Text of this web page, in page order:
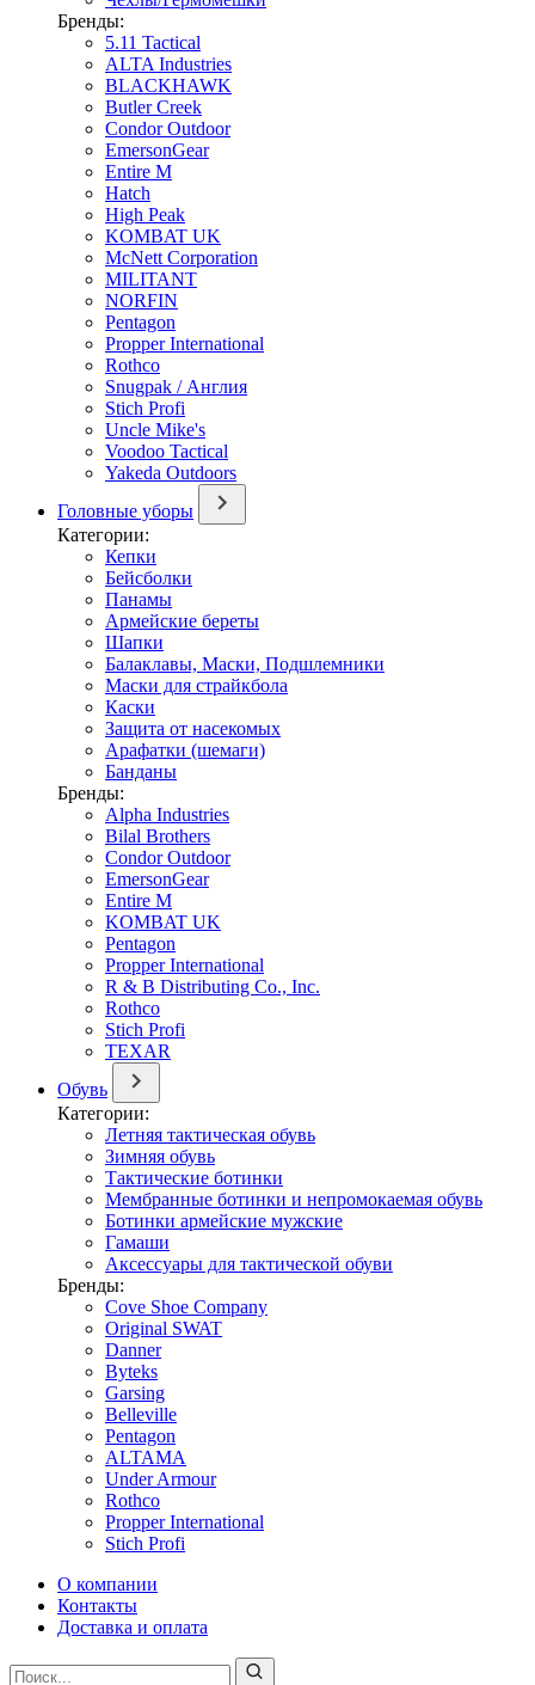
Бренды:
5.11 Tactical
ALTA Industries
BLACKHAWK
Butler Creek
Condor Outdoor
EmersonGear
Entire M
Hatch
High Peak
KOMBAT UK
McNett Corporation
MILITANT
NORFIN
Pentagon
Propper International
Rothco
Snugpak / Англия
Stich Profi
Uncle Mike's
Voodoo Tactical
Yakeda Outdoors
Головные уборы
Категории:
Кепки
Бейсболки
Панамы
Армейские береты
Шапки
Балаклавы, Маски, Подшлемники
Маски для страйкбола
Каски
Защита от насекомых
Арафатки (шемаги)
Банданы
Бренды:
Alpha Industries
Bilal Brothers
Condor Outdoor
EmersonGear
Entire M
KOMBAT UK
Pentagon
Propper International
R & B Distributing Co., Inc.
Rothco
Stich Profi
TEXAR
Обувь
Категории:
Летняя тактическая обувь
Зимняя обувь
Тактические ботинки
Мембранные ботинки и непромокаемая обувь
Ботинки армейские мужские
Гамаши
Аксессуары для тактической обуви
Бренды:
Cove Shoe Company
Original SWAT
Danner
Byteks
Garsing
Belleville
Pentagon
ALTAMA
Under Armour
Rothco
Propper International
Stich Profi
О компании
Контакты
Доставка и оплата